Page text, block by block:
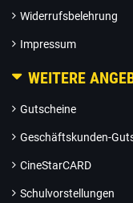
Widerrufsbelehrung
Impressum
WEITERE
Gutscheine
Geschäftskunden-
CineStarCARD
Schulvorstellungen